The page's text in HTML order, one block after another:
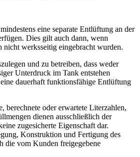
eine separate Entlüftung an der
Dies gilt auch dann, wenn
nicht werksseitig eingebracht wurden.
und zu betreiben, dass weder
Unterdruck im Tank entstehen
dauerhaft funktionsfähige Entlüftung
berechnete oder erwartete Literzahlen,
dienen ausschließlich der
zugesicherte Eigenschaft dar.
Konstruktion und Fertigung des
die vom Kunden freigegebene